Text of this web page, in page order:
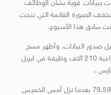
ببيانات قوية بشأن الوظائف
الصورة القاتمة التي نتجت
سابق هذا الأسبوع.
صدور البيانات. وأظهر مسح
أجرته رويترز ارتفاع الوظائف غير الزراعية 210 آلاف وظيفة في ابريل
وزاد مؤشر الدولار 0.1 بالمئة إلى 79.594 بعدما نزل أمس الخميس